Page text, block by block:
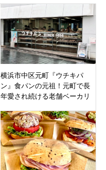
横浜市中区元町『ウチキパ
ン』食パンの元祖！元町で長
年愛され続ける老舗ベーカリ